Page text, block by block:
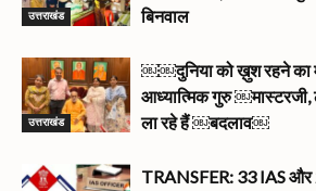
उत्तराखंड
बिनवाल
उत्तराखंड
￼￼दुनिया को ख़ुश रहने का
आध्यात्मिक गुरु ￼मास्टरजी,
ला रहे हैं ￼बदलाव￼
TRANSFER: 33 IAS और